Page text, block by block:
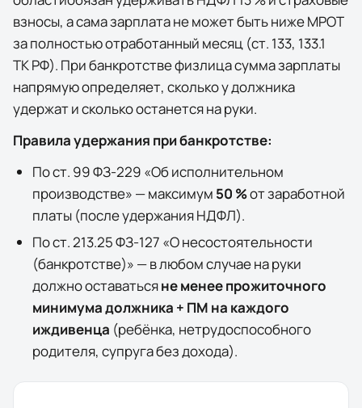
взносы, а сама зарплата не может быть ниже МРОТ
за полностью отработанный месяц (ст. 133, 133.1
ТК РФ). При банкротстве физлица сумма зарплаты
напрямую определяет, сколько у должника
удержат и сколько останется на руки.
Правила удержания при банкротстве:
По ст. 99 ФЗ-229 «Об исполнительном
производстве» — максимум 50 %от заработной
платы (после удержания НДФЛ).
По ст. 213.25 ФЗ-127 «О несостоятельности
(банкротстве)» — в любом случае на руки
должно оставатьсяне менее прожиточного
минимума должника + ПМ на каждого
иждивенца (ребёнка, нетрудоспособного
родителя, супруга без дохода).